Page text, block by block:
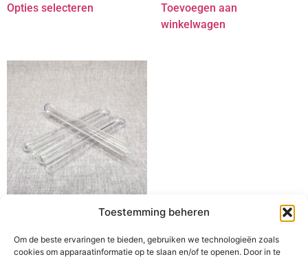
Toestemming beheren
Om de beste ervaringen te bieden, gebruiken we technologieën zoals
cookies om apparaatinformatie op te slaan en/of te openen. Door in te
Opties selecteren
Toevoegen aan
winkelwagen
0,65